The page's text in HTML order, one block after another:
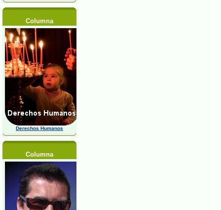
Columna
Derechos Humanos
Columna